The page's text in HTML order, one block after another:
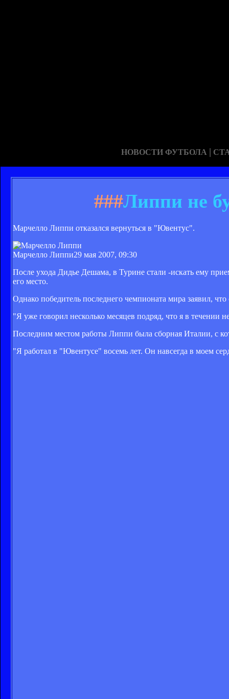
НОВОСТИ ФУТБОЛА |
###Липпи не
Марчелло Липпи отказался вернуться в "Ювентус".
Марчелло Липпи29 мая 2007, 09:30
После ухода Дидье Дешама, в Турине стали -искать ему
его место.
Однако победитель последнего чемпионата мира заявил,
"Я уже говорил несколько месяцев подряд, что я в течении
Последним местом работы Липпи была сборная Италии, с
"Я работал в "Ювентусе" восемь лет. Он навсегда в моем